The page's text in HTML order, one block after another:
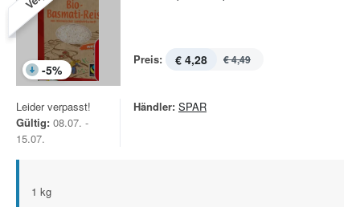
-5%
Preis: € 4,28 € 4,49
Leider verpasst!
Gültig: 08.07. -
15.07.
Händler: SPAR
1 kg